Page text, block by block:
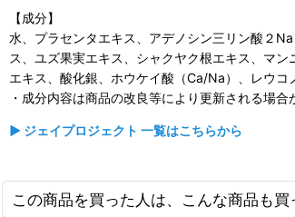
【成分】
水、プラセンタエキス、アデノシン三リン酸２
ス、ユズ果実エキス、シャクヤク根エキス、マ
エキス、酸化銀、ホウケイ酸（Ca/Na）、レウ
・成分内容は商品の改良等により更新される場
▶ ジェイプロジェクト 一覧はこちらから
この商品を買った人は、こんな商品も買